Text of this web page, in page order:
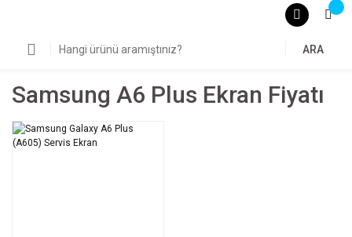
ARA
Samsung A6 Plus Ekran Fiyatı